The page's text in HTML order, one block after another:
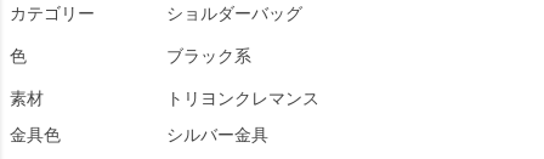
カテゴリー ショルダーバッグ
色 ブラック系
素材
トリヨンクレマンス
金具色
シルバー金具